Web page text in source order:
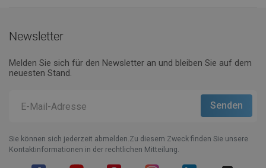
Newsletter
Melden Sie sich für den Newsletter an und bleiben Sie auf dem
neuesten Stand.
Sie können sich jederzeit abmelden.Zu diesem Zweck finden Sie unsere
Kontaktinformationen in der rechtlichen Mitteilung.